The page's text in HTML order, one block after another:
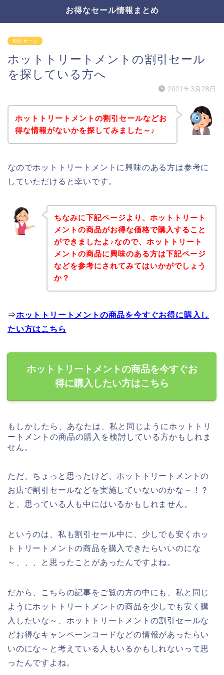
お得なセール情報まとめ
割引セール
ホットトリートメントの割引セール
を探している方へ
2021年3月28日
ホットトリートメントの割引セールなどお
得な情報がないかを探してみました～♪
なのでホットトリートメントに興味のある方は参考に
していただけると幸いです。
ちなみに下記ページより、ホットトリート
メントの商品がお得な価格で購入すること
ができましたよ♪なので、ホットトリート
メントの商品に興味のある方は下記ページ
などを参考にされてみてはいかがでしょう
か？
⇒ホットトリートメントの商品を今すぐお得に購入し
たい方はこちら
ホットトリートメントの商品を今すぐお
得に購入したい方はこちら
もしかしたら、あなたは、私と同じようにホットトリ
ートメントの商品の購入を検討している方かもしれま
せん。
ただ、ちょっと思ったけど、ホットトリートメントの
お店で割引セールなどを実施していないのかな～！？
と、思っている人も中にはいるかもしれません。
というのは、私も割引セール中に、少しでも安くホッ
トトリートメントの商品を購入できたらいいのにな
～、、、と思ったことがあったんですよね。
だから、こちらの記事をご覧の方の中にも、私と同じ
ようにホットトリートメントの商品を少しでも安く購
入したいな～、ホットトリートメントの割引セールな
どお得なキャンペーンコードなどの情報があったらい
いのにな～と考えている人もいるかもしれないって思
ったんですよね。